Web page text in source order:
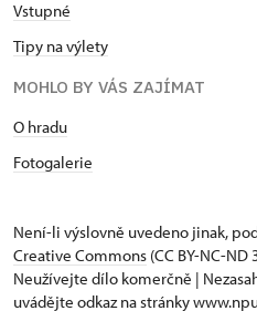
Vstupné
Tipy na výlety
MOHLO BY VÁS ZAJÍMAT
O hradu
Fotogalerie
Není-li výslovně uvedeno jinak,
Creative Commons (CC BY-NC-
Neužívejte dílo komerčně |
uvádějte odkaz na stránky